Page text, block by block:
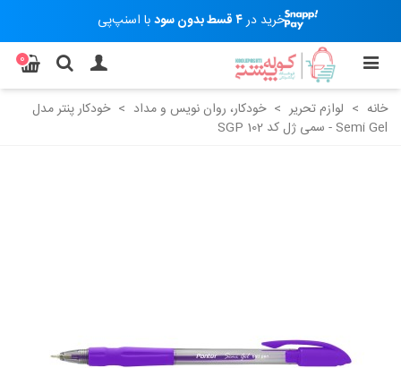
خرید در۴ قسط بدون سود با اسنپ‌پی
0
خانه > لوازم تحریر > خودکار، روان نویس و مداد > خودکار پنتر مدل
Semi Gel - سمی ژل کد SGP 102